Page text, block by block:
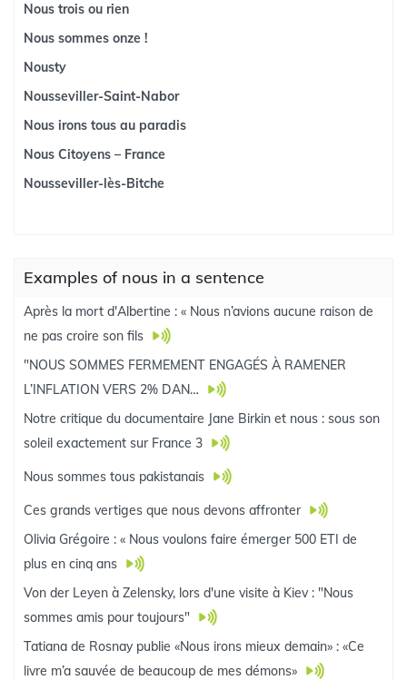
Nous trois ou rien
Nous sommes onze !
Nousty
Nousseviller-Saint-Nabor
Nous irons tous au paradis
Nous Citoyens – France
Nousseviller-lès-Bitche
Examples of nous in a sentence
Après la mort d'Albertine : « Nous n’avions aucune raison de
ne pas croire son fils
"NOUS SOMMES FERMEMENT ENGAGÉS À RAMENER
L’INFLATION VERS 2% DAN…
Notre critique du documentaire Jane Birkin et nous : sous son
soleil exactement sur France 3
Nous sommes tous pakistanais
Ces grands vertiges que nous devons affronter
Olivia Grégoire : « Nous voulons faire émerger 500 ETI de
plus en cinq ans
Von der Leyen à Zelensky, lors d'une visite à Kiev : "Nous
sommes amis pour toujours"
Tatiana de Rosnay publie «Nous irons mieux demain» : «Ce
livre m’a sauvée de beaucoup de mes démons»